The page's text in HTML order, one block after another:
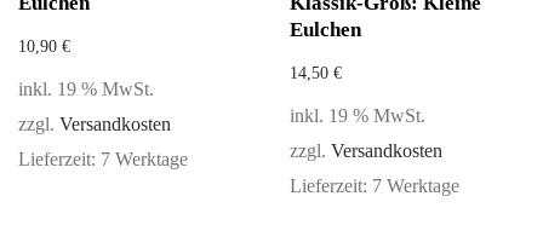
10,90 €
inkl. 19 % MwSt.
zzgl. Versandkosten
Lieferzeit: 7 Werktage
Eulchen
14,50 €
inkl. 19 % MwSt.
zzgl. Versandkosten
Lieferzeit: 7 Werktage